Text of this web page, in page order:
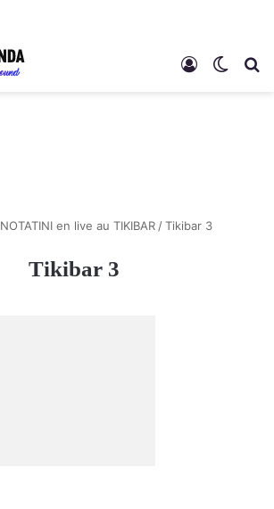
Connexion
NOTATINI en live au TIKIBAR /Tikibar 3
Tikibar 3